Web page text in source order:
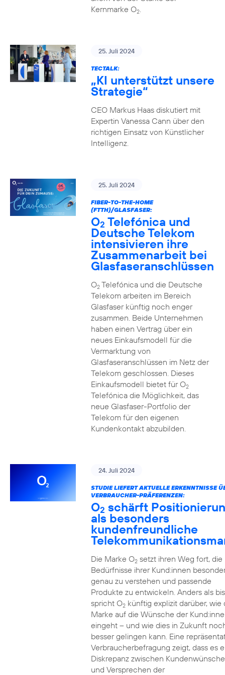
Kernmarke O2.
25. Juli 2024
TECTALK:
„KI unterstützt unsere
Strategie“
CEO Markus Haas diskutiert mit
Expertin Vanessa Cann über den
richtigen Einsatz von Künstlicher
Intelligenz.
25. Juli 2024
FIBER-TO-THE-HOME
(FTTH)/GLASFASER:
O2 Telefónica und
Deutsche Telekom
intensivieren ihre
Zusammenarbeit bei
Glasfaseranschlüssen
O2Telefónica und die Deutsche
Telekom arbeiten im Bereich
Glasfaser künftig noch enger
zusammen. Beide Unternehmen
haben einen Vertrag über ein
neues Einkaufsmodell für die
Vermarktung von
Glasfaseranschlüssen im Netz der
Telekom geschlossen. Dieses
Einkaufsmodell bietet für O2
Telefónica die Möglichkeit, das
neue Glasfaser-Portfolio der
Telekom für den eigenen
Kundenkontakt abzubilden.
24. Juli 2024
STUDIE LIEFERT AKTUELLE ERKENNTNISSE
VERBRAUCHER-PRÄFERENZEN:
O2 schärft
als besonders
kundenfreundliche
Die Marke O2setzt ihren Weg fort, die
Bedürfnisse ihrer Kund:innen
genau zu verstehen und passende
Produkte zu entwickeln. Anders als
spricht O2künftig explizit darüber, wie
Marke auf die Wünsche der
eingeht – und wie dies in Zukunft
besser gelingen kann. Eine
Verbraucherbefragung zeigt, dass es
Diskrepanz zwischen
und Versprechen der